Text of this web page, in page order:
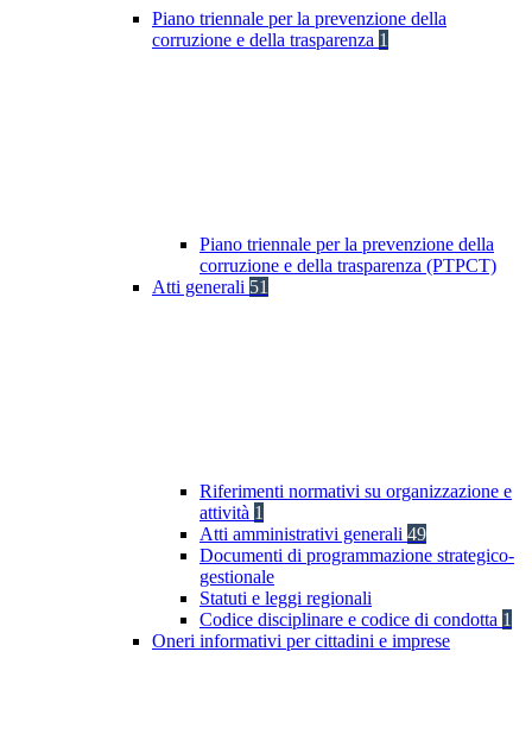
Piano triennale per la prevenzione della
corruzione e della trasparenza 1
Piano triennale per la prevenzione della
corruzione e della trasparenza (PTPCT)
Atti generali 51
Riferimenti normativi su organizzazione e
attività 1
Atti amministrativi generali 49
Documenti di programmazione strategico-
gestionale
Statuti e leggi regionali
Codice disciplinare e codice di condotta 1
Oneri informativi per cittadini e imprese